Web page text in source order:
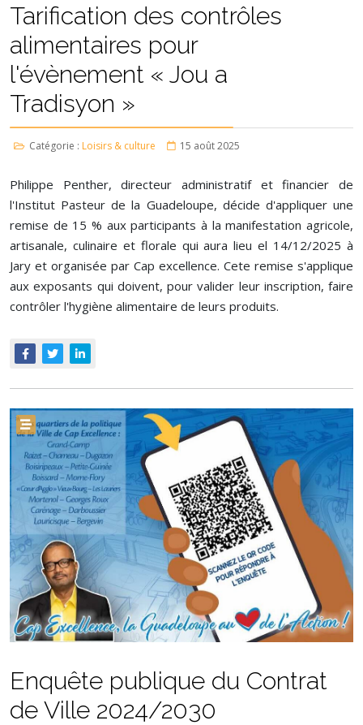
Tarification des contrôles
alimentaires pour
l'évènement « Jou a
Tradisyon »
Catégorie : Loisirs & culture 15 août 2025
Philippe Penther, directeur administratif et financier de
l'Institut Pasteur de la Guadeloupe, décide d'appliquer une
remise de 15 % aux participants à la manifestation agricole,
artisanale, culinaire et florale qui aura lieu el 14/12/2025 à
Jary et organisée par Cap excellence. Cete remise s'applique
aux exposants qui doivent, pour valider leur inscription, faire
contrôler l'hygiène alimentaire de leurs produits.
Enquête publique du Contrat
de Ville 2024/2030